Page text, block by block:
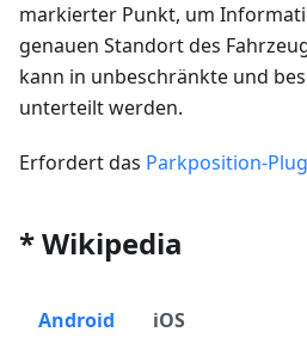
markierter Punkt, um
genauen Standort des
kann in unbeschränkte und
unterteilt werden.
Erfordert das Parkposition-
* Wikipedia
Android iOS